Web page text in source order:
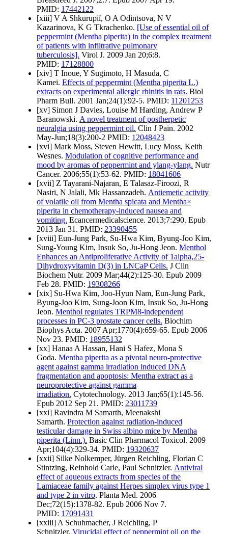
PMID: 17442122
[xiii] V A Shkurupiĭ, O A Odintsova, N V
Kazarinova, K G Tkrachenko. [Use of essential oil of
peppermint (Mentha piperita) in the complex treatment
of patients with infiltrative pulmonary
tuberculosis]. Virol J. 2009 Jan 20;6:8.
PMID: 17128800
[xiv] T Inoue, Y Sugimoto, H Masuda, C
Kamei. Effects of peppermint (Mentha piperita L.)
extracts on experimental allergic rhinitis in rats. Biol
Pharm Bull. 2001 Jan;24(1):92-5. PMID: 11201253
[xv] Simon J Davies, Louise M Harding, Andrew P
Baranowski. A novel treatment of postherpetic
neuralgia using peppermint oil. Clin J Pain. 2002
May-Jun;18(3):200-2 PMID: 12048423
[xvi] Mark Moss, Steven Hewitt, Lucy Moss, Keith
Wesnes. Modulation of cognitive performance and
mood by aromas of peppermint and ylang-ylang. Nutr
Cancer. 2006;55(1):53-62. PMID: 18041606
[xvii] Z Tayarani-Najaran, E Talasaz-Firoozi, R
Nasiri, N Jalali, Mk Hassanzadeh. Antiemetic activity
of volatile oil from Mentha spicata and Mentha×
piperita in chemotherapy-induced nausea and
vomiting. Ecancermedicalscience. 2013;7:290. Epub
2013 Jan 31. PMID: 23390455
[xviii] Eun-Jung Park, Su-Hwa Kim, Byung-Joo Kim,
Sung-Young Kim, Insuk So, Ju-Hong Jeon. Menthol
Enhances an Antiproliferative Activity of 1alpha,25-
Dihydroxyvitamin D(3) in LNCaP Cells. J Clin
Biochem Nutr. 2009 Mar;44(2):125-30. Epub 2009
Feb 28. PMID: 19308266
[xix] Su-Hwa Kim, Joo-Hyun Nam, Eun-Jung Park,
Byung-Joo Kim, Sung-Joon Kim, Insuk So, Ju-Hong
Jeon. Menthol regulates TRPM8-independent
processes in PC-3 prostate cancer cells. Biochim
Biophys Acta. 2007 Apr;1770(4):659-65. Epub 2006
Nov 23. PMID: 18955132
[xx] Hanaa A Hassan, Hani S Hafez, Mona S
Goda. Mentha piperita as a pivotal neuro-protective
agent against gamma irradiation induced DNA
fragmentation and apoptosis: Mentha extract as a
neuroprotective against gamma
irradiation. Cytotechnology. 2013 Jan;65(1):145-56.
Epub 2012 Sep 21. PMID: 23011739
[xxi] Ravindra M Samarth, Meenakshi
Samarth. Protection against radiation-induced
testicular damage in Swiss albino mice by Mentha
piperita (Linn.). Basic Clin Pharmacol Toxicol. 2009
Apr;104(4):329-34. PMID: 19320637
[xxii] Silke Nolkemper, Jürgen Reichling, Florian C
Stintzing, Reinhold Carle, Paul Schnitzler. Antiviral
effect of aqueous extracts from species of the
Lamiaceae family against Herpes simplex virus type 1
and type 2 in vitro. Planta Med. 2006
Dec;72(15):1378-82. Epub 2006 Nov 7.
PMID: 17091431
[xxiii] A Schuhmacher, J Reichling, P
Schnitzler. Virucidal effect of peppermint oil on the